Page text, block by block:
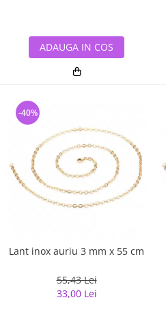
ADAUGA IN COS
Lant inox auriu 3 mm x 55 cm
55,43 Lei
33,00 Lei
-40%